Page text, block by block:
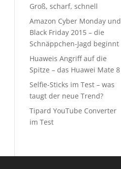
Groß, scharf, schnell
Amazon Cyber Monday und
Black Friday 2015 – die
Schnäppchen-Jagd beginnt
Huaweis Angriff auf die
Spitze – das Huawei Mate 8
Selfie-Sticks im Test – was
taugt der neue Trend?
Tipard YouTube Converter
im Test